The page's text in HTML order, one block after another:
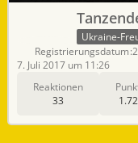
Ukraine-
Reaktionen
33
Registrierungsdatum
7. Juli 2017 um 11:26